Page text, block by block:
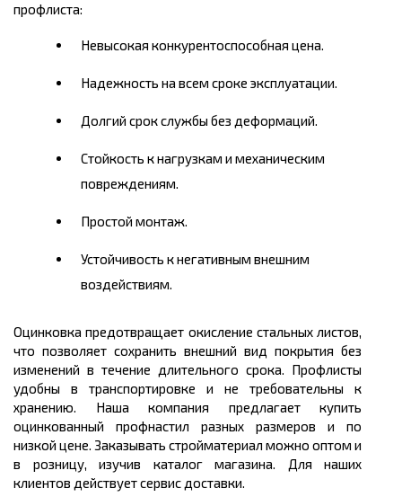
профлиста:
Невысокая конкурентоспособная цена.
Надежность на всем сроке эксплуатации.
Долгий срок службы без деформаций.
Стойкость к нагрузкам и механическим
повреждениям.
Простой монтаж.
Устойчивость к негативным внешним
воздействиям.
Оцинковка предотвращает окисление стальных листов,
что позволяет сохранить внешний вид покрытия без
изменений в течение длительного срока. Профлисты
удобны в транспортировке и не требовательны к
хранению. Наша компания предлагает купить
оцинкованный профнастил разных размеров и по
низкой цене. Заказывать стройматериал можно оптом и
в розницу, изучив каталог магазина. Для наших
клиентов действует сервис доставки.